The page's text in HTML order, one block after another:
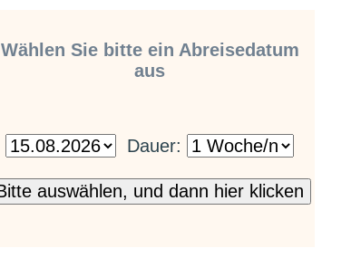
Wählen Sie bitte ein Abreisedatum
aus
Dauer: